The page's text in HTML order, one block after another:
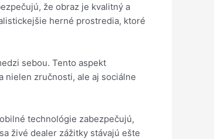
že obraz je kvalitný a
herné prostredia, ktoré
sebou. Tento aspekt
nielen zručnosti, ale aj sociálne
technológie zabezpečujú,
živé dealer zážitky stávajú ešte